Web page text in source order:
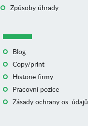
Způsoby úhrady
Blog
Copy/print
Historie firmy
Pracovní pozice
Zásady ochrany os. údajů